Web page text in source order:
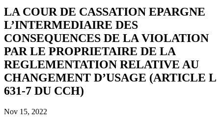
LA COUR DE CASSATION EPARGNE
L’INTERMEDIAIRE DES
CONSEQUENCES DE LA VIOLATION
PAR LE PROPRIETAIRE DE LA
REGLEMENTATION RELATIVE AU
CHANGEMENT D’USAGE (ARTICLE L
631-7 DU CCH)
Nov 15, 2022